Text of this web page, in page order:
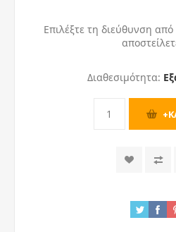
Επιλέξτε τη διεύθυνση
Διαθεσιμότητα: